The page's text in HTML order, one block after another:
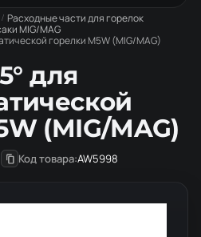
Расходные части для горелок
MIG/MAG
горелки M5W (MIG/MAG)
для
(MIG/MAG)
Код товара:AW5998